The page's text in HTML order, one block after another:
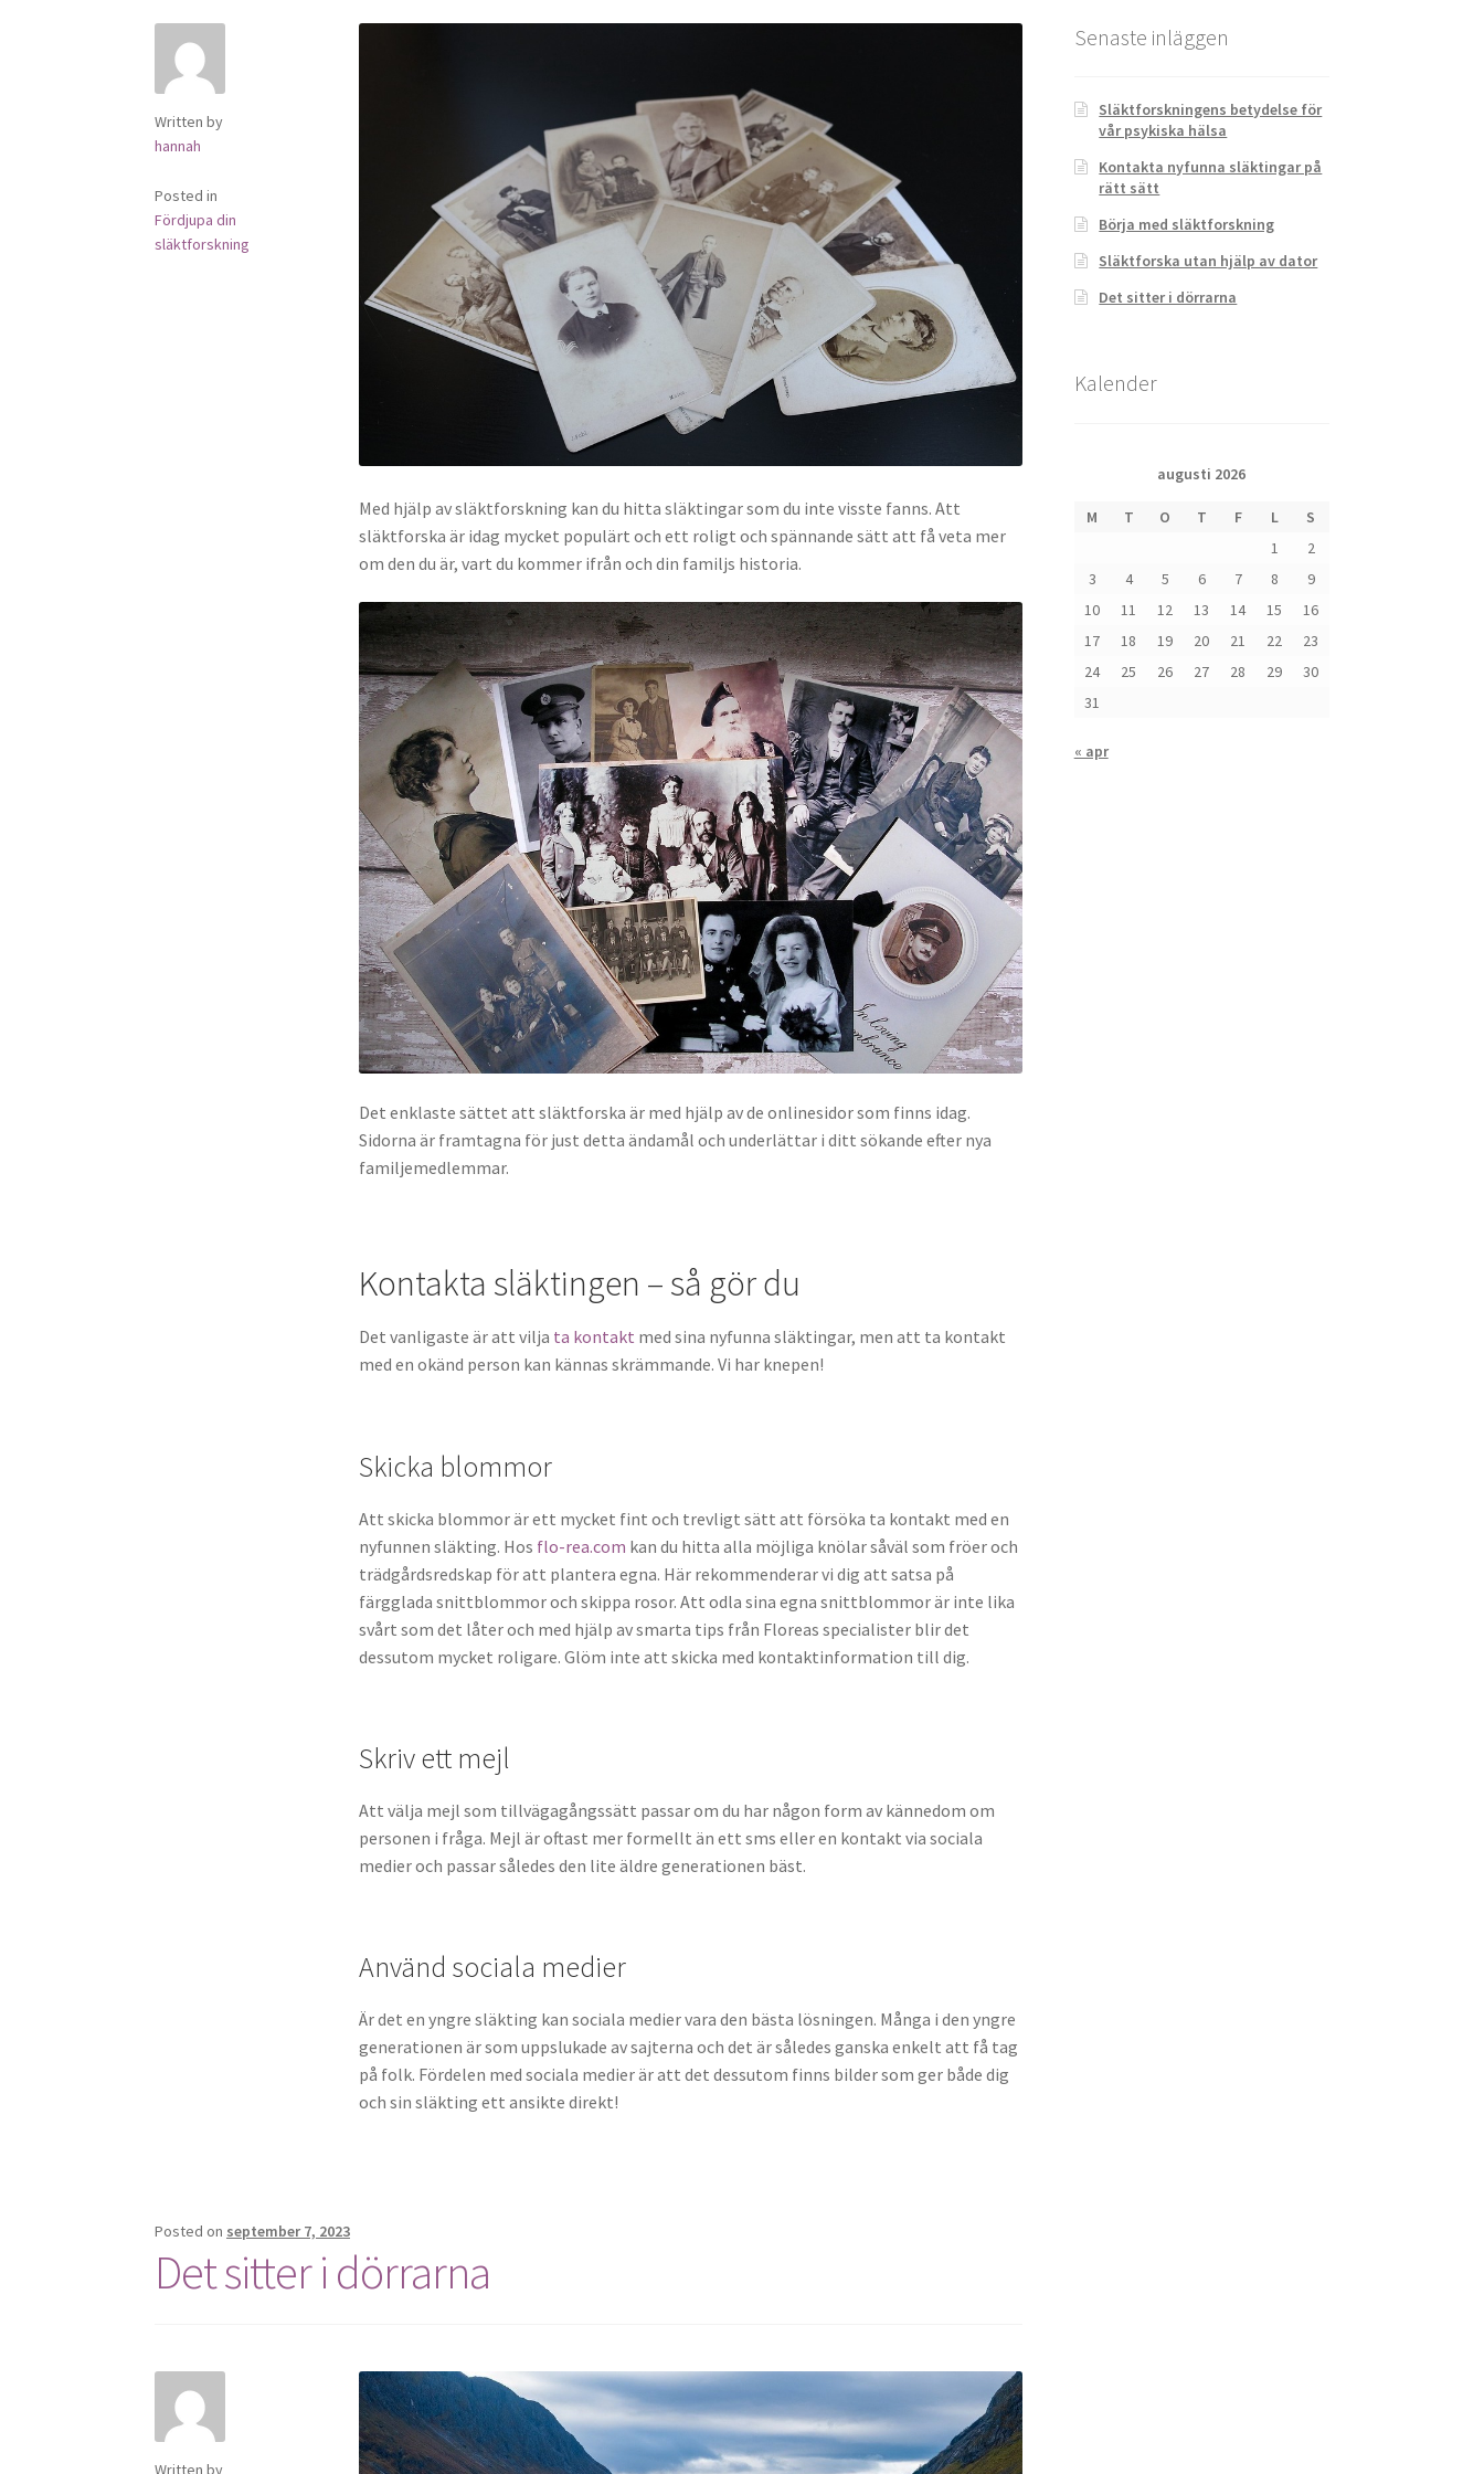
Written by
hannah
Posted in
Fördjupa din
släktforskning
Med hjälp av släktforskning kan du hitta släktingar som du inte visste fanns. Att
släktforska är idag mycket populärt och ett roligt och spännande sätt att få veta mer
om den du är, vart du kommer ifrån och din familjs historia.
Det enklaste sättet att släktforska är med hjälp av de onlinesidor som finns idag.
Sidorna är framtagna för just detta ändamål och underlättar i ditt sökande efter nya
familjemedlemmar.
Kontakta släktingen – så gör du
Det vanligaste är att vilja ta kontakt med sina nyfunna släktingar, men att ta kontakt
med en okänd person kan kännas skrämmande. Vi har knepen!
Skicka blommor
Att skicka blommor är ett mycket fint och trevligt sätt att försöka ta kontakt med en
nyfunnen släkting. Hos flo-rea.com kan du hitta alla möjliga knölar såväl som fröer och
trädgårdsredskap för att plantera egna. Här rekommenderar vi dig att satsa på
färgglada snittblommor och skippa rosor. Att odla sina egna snittblommor är inte lika
svårt som det låter och med hjälp av smarta tips från Floreas specialister blir det
dessutom mycket roligare. Glöm inte att skicka med kontaktinformation till dig.
Skriv ett mejl
Att välja mejl som tillvägagångssätt passar om du har någon form av kännedom om
personen i fråga. Mejl är oftast mer formellt än ett sms eller en kontakt via sociala
medier och passar således den lite äldre generationen bäst.
Använd sociala medier
Är det en yngre släkting kan sociala medier vara den bästa lösningen. Många i den yngre
generationen är som uppslukade av sajterna och det är således ganska enkelt att få tag
på folk. Fördelen med sociala medier är att det dessutom finns bilder som ger både dig
och sin släkting ett ansikte direkt!
Posted on september 7, 2023
Det sitter i dörrarna
Written by
Senaste inläggen
Släktforskningens betydelse för
vår psykiska hälsa
Kontakta nyfunna släktingar på
rätt sätt
Börja med släktforskning
Släktforska utan hjälp av dator
Det sitter i dörrarna
Kalender
augusti 2026
M T O T F L
S
1
2
3
4 5 6 7 8
9
10
11 12 13 14 15
16
17
18 19 20 21 22
23
24
25 26 27 28 29
30
31
« apr